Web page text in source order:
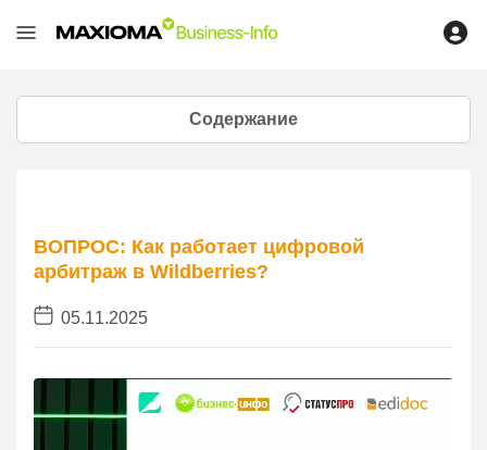
Содержание
ВОПРОС: Как работает цифровой
арбитраж в Wildberries?
05.11.2025